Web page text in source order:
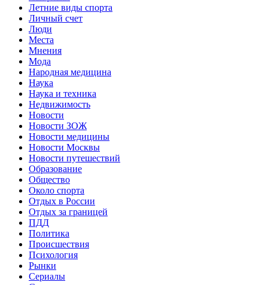
Летние виды спорта
Личный счет
Люди
Места
Мнения
Мода
Народная медицина
Наука
Наука и техника
Недвижимость
Новости
Новости ЗОЖ
Новости медицины
Новости Москвы
Новости путешествий
Образование
Общество
Около спорта
Отдых в России
Отдых за границей
ПДД
Политика
Происшествия
Психология
Рынки
Сериалы